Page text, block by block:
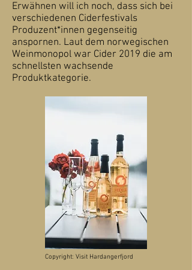
Erwähnen will ich noch, dass sich bei
verschiedenen Ciderfestivals
Produzent*innen gegenseitig
anspornen. Laut dem norwegischen
Weinmonopol war Cider 2019 die am
schnellsten wachsende
Produktkategorie.
Copyright: Visit Hardangerfjord